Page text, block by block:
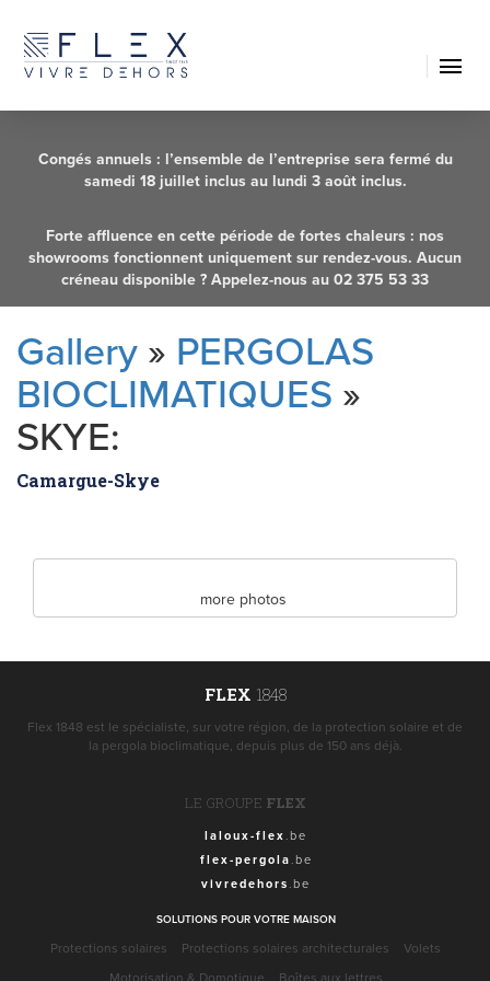
FR
Congés annuels : l’ensemble de l’entreprise sera fermé du
samedi 18 juillet inclus au lundi 3 août inclus.
Forte affluence en cette période de fortes chaleurs : nos
showrooms fonctionnent uniquement sur rendez-vous. Aucun
créneau disponible ? Appelez-nous au 02 375 53 33
Gallery» PERGOLAS
BIOCLIMATIQUES »
SKYE:
Camargue-Skye
more photos
FLEX 1848
Flex 1848 est le spécialiste, sur votre région, de la protection solaire et de
la pergola bioclimatique, depuis plus de 150 ans déjà.
LE GROUPE FLEX
laloux-flex .be
flex-pergola .be
vivredehors .be
SOLUTIONS POUR VOTRE MAISON
Protections solaires Protections solaires architecturales
Volets
Motorisation & Domotique
Boîtes aux lettres